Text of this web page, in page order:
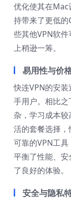
优化使其在Mac
持带来了更低
些其他VPN软
上稍逊一筹。
易用性与价
快连VPN的安
手用户。相比
杂，学习成本
活的套餐选择
可靠的VPN工具
平衡了性能、
了良好的体验。
安全与隐私